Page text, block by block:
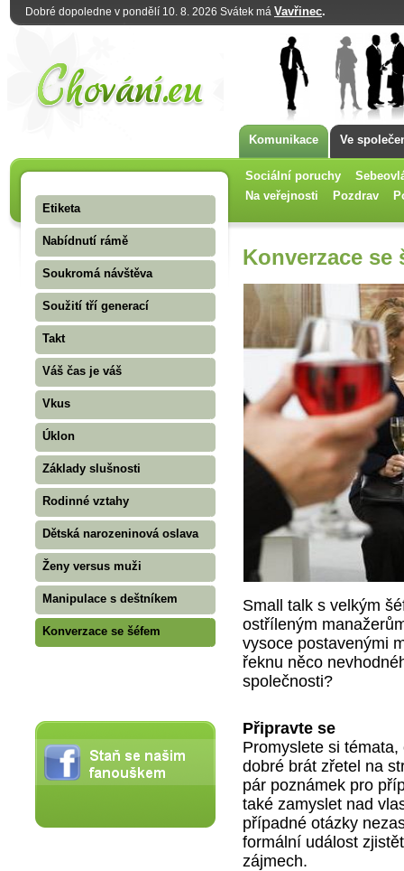
Dobré dopoledne v pondělí 10. 8. 2026 Svátek má Vavřinec.
Komunikace Ve
Sociální poruchy
Na veřejnosti
Pozdrav
Etiketa
Nabídnutí rámě
Soukromá návštěva
Soužití tří generací
Takt
Váš čas je váš
Vkus
Úklon
Základy slušnosti
Rodinné vztahy
Dětská narozeninová oslava
Ženy versus muži
Manipulace s deštníkem
Konverzace se šéfem
Konverzace
Small talk s velkým
ostříleným
vysoce postavenými
řeknu něco
společnosti?
Připravte se
Promyslete si
dobré brát zřetel na
pár poznámek pro
také zamyslet nad
případné otázky
formální událost
zájmech.